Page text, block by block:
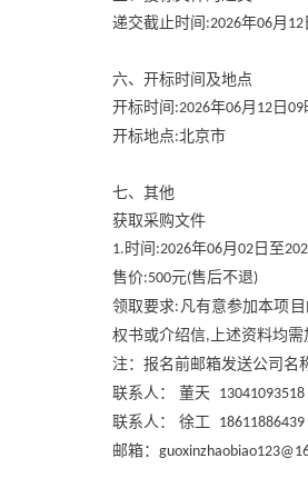
递交截止时间 :2026年06月 12
六、开标时间及地点
开标时间 :2026年06月 12日 09
开标地点:北京市
七、其他
获取采购文件
1. 时间 :2026年06月 02日至
售价:500元(售后不退)
领取要求: 凡有意参加本项
权书或介绍信, 上述资料均
注：报名前邮箱发送公司名
联系人：
董天
13041093518
联系人：
徐工
18611886439
邮箱：